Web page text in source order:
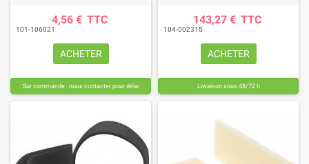
4,56 € TTC
101-106021
ACHETER
Sur commande : nous contacter pour délai
143,27 € TTC
104-002315
ACHETER
Livraison sous 48/72 h